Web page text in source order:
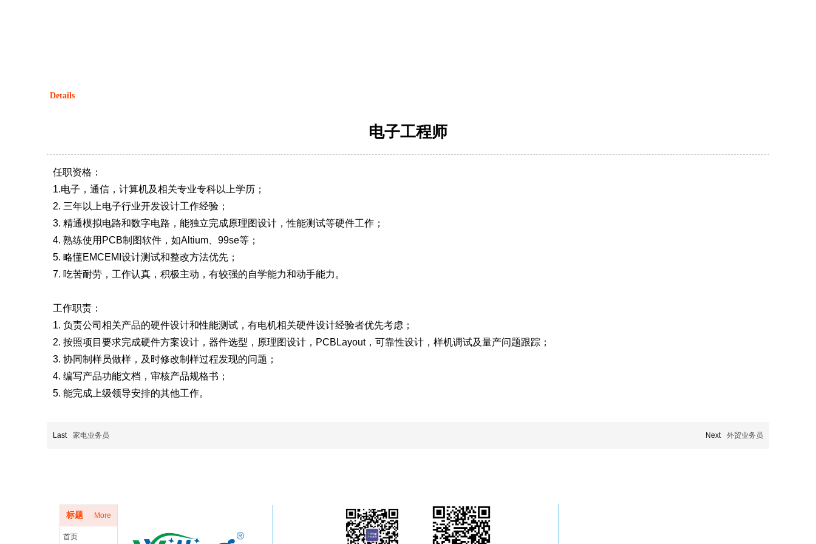
Details
电子工程师
任职资格：
1.电子，通信，计算机及相关专业专科以上学历；
2. 三年以上电子行业开发设计工作经验；
3. 精通模拟电路和数字电路，能独立完成原理图设计，性能测试等硬件工作；
4. 熟练使用PCB制图软件，如Altium、99se等；
5. 略懂EMCEMI设计测试和整改方法优先；
7. 吃苦耐劳，工作认真，积极主动，有较强的自学能力和动手能力。
工作职责：
1. 负责公司相关产品的硬件设计和性能测试，有电机相关硬件设计经验者优先考虑；
2. 按照项目要求完成硬件方案设计，器件选型，原理图设计，PCBLayout，可靠性设计，样机调试及量产问题跟踪；
3. 协同制样员做样，及时修改制样过程发现的问题；
4. 编写产品功能文档，审核产品规格书；
5. 能完成上级领导安排的其他工作。
Last 家电业务员 Next 外贸业务员
标题 More
首页